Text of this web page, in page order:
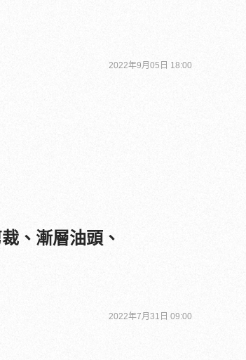
2022年9月05日 18:00
、漸層油頭、
2022年7月31日 09:00